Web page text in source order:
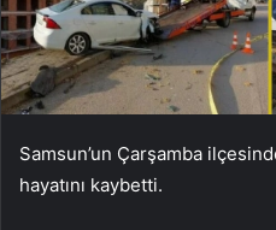
Samsun’un Çarşamba
hayatını kaybetti.